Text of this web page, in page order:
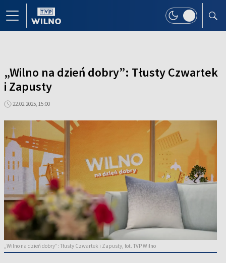
„Wilno na dzień dobry”: Tłusty Czwartek
i Zapusty
22.02.2025, 15:00
„Wilno na dzień dobry”: Tłusty Czwartek i Zapusty, fot. TVP Wilno